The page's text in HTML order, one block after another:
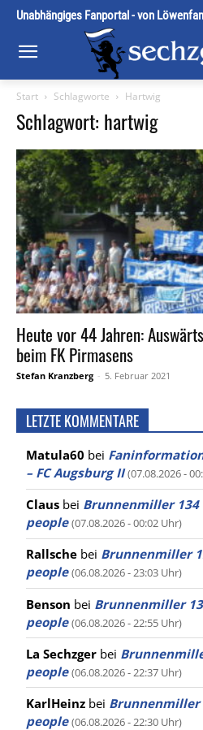
Unabhängiges Fanportal - von
Start Schlagworte Hartwig
Schlagwort: hartwig
Heute vor 44 Jahren:
beim FK Pirmasens
Stefan Kranzberg - 5. Februar 2021
LETZTE KOMMENTARE
Matula60 bei
– FC Augsburg II (07.08.2026 -
Claus bei Brunnenmiller
people (07.08.2026 - 00:02 Uhr)
Rallsche bei Brunnenmiller
people (06.08.2026 - 23:03 Uhr)
Benson bei Brunnenmiller
people (06.08.2026 - 22:55 Uhr)
La Sechzger bei
people (06.08.2026 - 22:37 Uhr)
KarlHeinz bei Brunnenmiller
people (06.08.2026 - 22:30 Uhr)